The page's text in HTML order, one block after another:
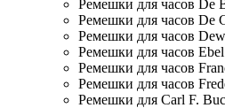
Ремешки для часов De
Ремешки для часов De
Ремешки для часов
Ремешки для часов Ebel
Ремешки для часов
Ремешки для часов
Ремешки для Carl F.